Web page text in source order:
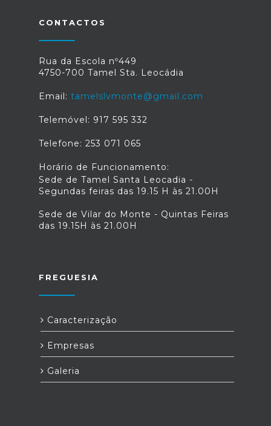
CONTACTOS
Rua da Escola nº449
4750-700 Tamel Sta. Leocádia
Email: tamelslvmonte@gmail.com
Telemóvel: 917 595 332
Telefone: 253 071 065
Horário de Funcionamento:
Sede de Tamel Santa Leocadia -
Segundas feiras das 19.15 H às 21.00H
Sede de Vilar do Monte - Quintas Feiras
das 19.15H às 21.00H
FREGUESIA
Caracterização
Empresas
Galeria